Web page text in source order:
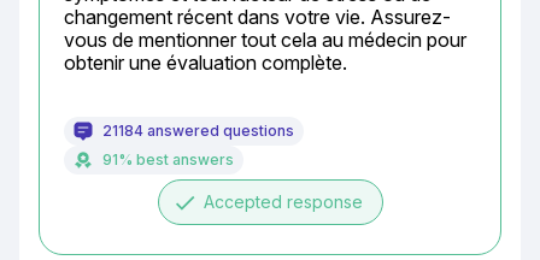
changement récent dans votre vie. Assurez-
vous de mentionner tout cela au médecin pour
obtenir une évaluation complète.
21184 answered questions
91% best answers
done Accepted response